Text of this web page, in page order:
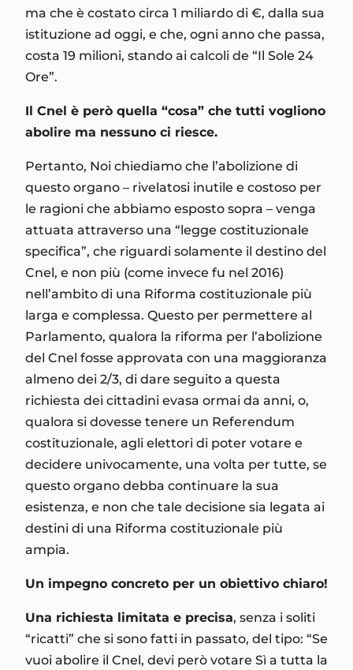
ma che è costato circa 1 miliardo di €, dalla sua
istituzione ad oggi, e che, ogni anno che passa,
costa 19 milioni, stando ai calcoli de “Il Sole 24
Ore”.
Il Cnel è però quella “cosa” che tutti vogliono
abolire ma nessuno ci riesce.
Pertanto, Noi chiediamo che l’abolizione di
questo organo – rivelatosi inutile e costoso per
le ragioni che abbiamo esposto sopra – venga
attuata attraverso una “legge costituzionale
specifica”, che riguardi solamente il destino del
Cnel, e non più (come invece fu nel 2016)
nell’ambito di una Riforma costituzionale più
larga e complessa. Questo per permettere al
Parlamento, qualora la riforma per l’abolizione
del Cnel fosse approvata con una maggioranza
almeno dei 2/3, di dare seguito a questa
richiesta dei cittadini evasa ormai da anni, o,
qualora si dovesse tenere un Referendum
costituzionale, agli elettori di poter votare e
decidere univocamente, una volta per tutte, se
questo organo debba continuare la sua
esistenza, e non che tale decisione sia legata ai
destini di una Riforma costituzionale più
ampia.
Un impegno concreto per un obiettivo chiaro!
Una richiesta limitata e precisa, senza i soliti
“ricatti” che si sono fatti in passato, del tipo: “Se
vuoi abolire il Cnel, devi però votare Sì a tutta la